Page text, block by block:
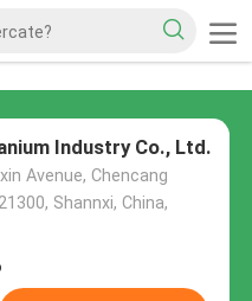
Industry Co., Ltd.
Avenue, Chencang
Shannxi, China,